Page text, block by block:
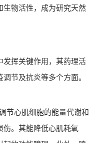
生物活性，成为研究天然
发挥关键作用，其药理活
节及抗炎等多个方面。
节心肌细胞的能量代谢和
伤。其能降低心肌耗氧